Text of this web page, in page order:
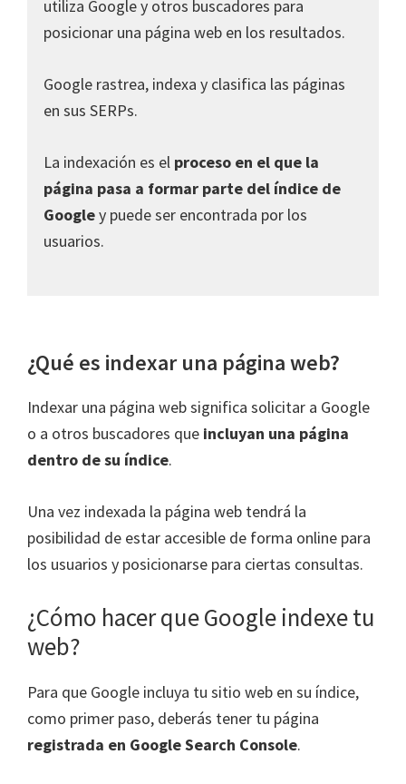
utiliza Google y otros buscadores para
posicionar una página web en los resultados.
Google rastrea, indexa y clasifica las páginas
en sus SERPs.
La indexación es el proceso en el que la
página pasa a formar parte del índice de
Googley puede ser encontrada por los
usuarios.
¿Qué es indexar una página web?
Indexar una página web significa solicitar a Google
o a otros buscadores que incluyan una página
dentro de su índice.
Una vez indexada la página web tendrá la
posibilidad de estar accesible de forma online para
los usuarios y posicionarse para ciertas consultas.
¿Cómo hacer que Google indexe tu
web?
Para que Google incluya tu sitio web en su índice,
como primer paso, deberás tener tu página
registrada en Google Search Console.